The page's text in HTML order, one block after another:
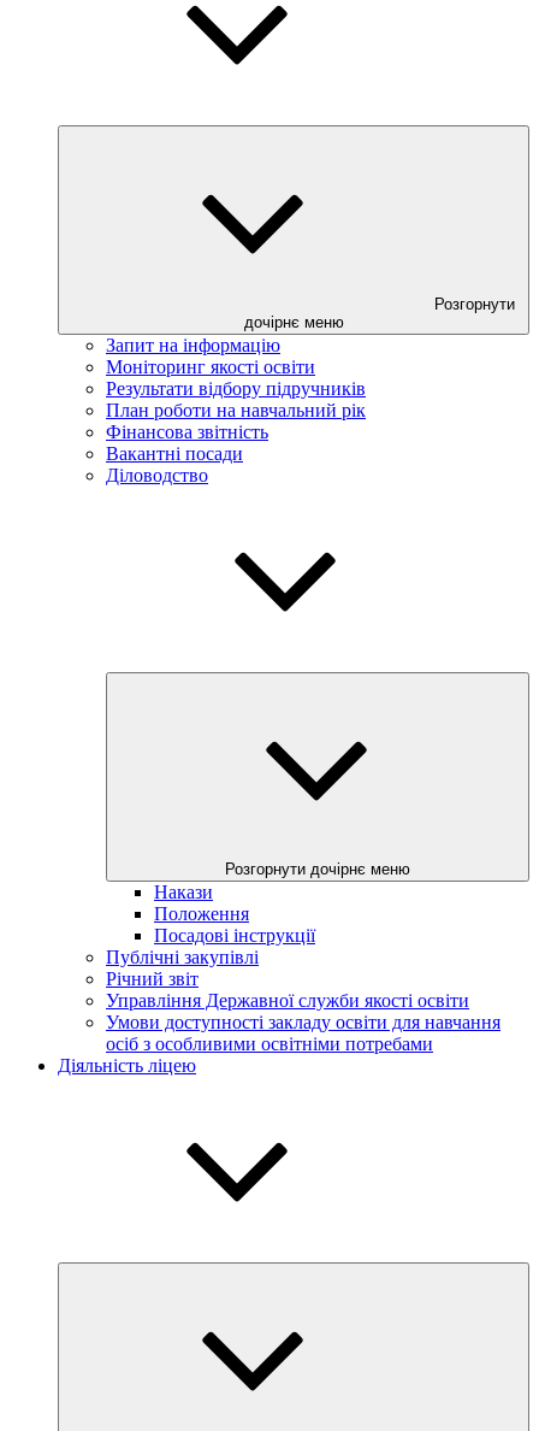
Розгорнути
дочірнє меню
Запит на інформацію
Моніторинг якості освіти
Результати відбору підручників
План роботи на навчальний рік
Фінансова звітність
Вакантні посади
Діловодство
Розгорнути дочірнє меню
Накази
Положення
Посадові інструкції
Публічні закупівлі
Річний звіт
Управління Державної служби якості освіти
Умови доступності закладу освіти для навчання
осіб з особливими освітніми потребами
Діяльність ліцею